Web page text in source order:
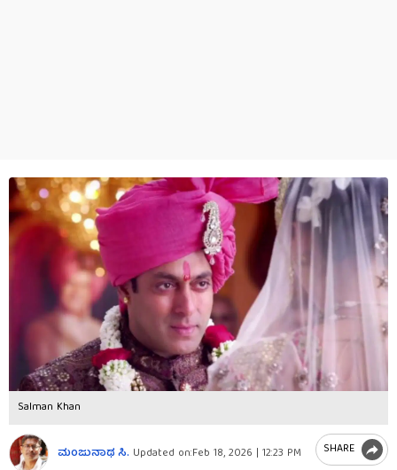
Salman Khan
ಮಂಜುನಾಥ ಸಿ. Updated on:Feb 18, 2026 | 12:23 PM SHARE